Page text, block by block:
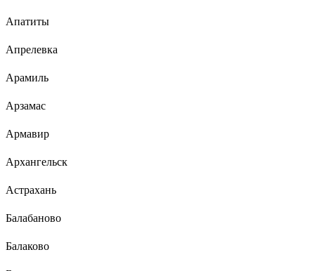
Апатиты
Апрелевка
Арамиль
Арзамас
Армавир
Архангельск
Астрахань
Балабаново
Балаково